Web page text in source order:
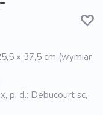
x 37,5 cm (wymiar
p. d.: Debucourt sc,